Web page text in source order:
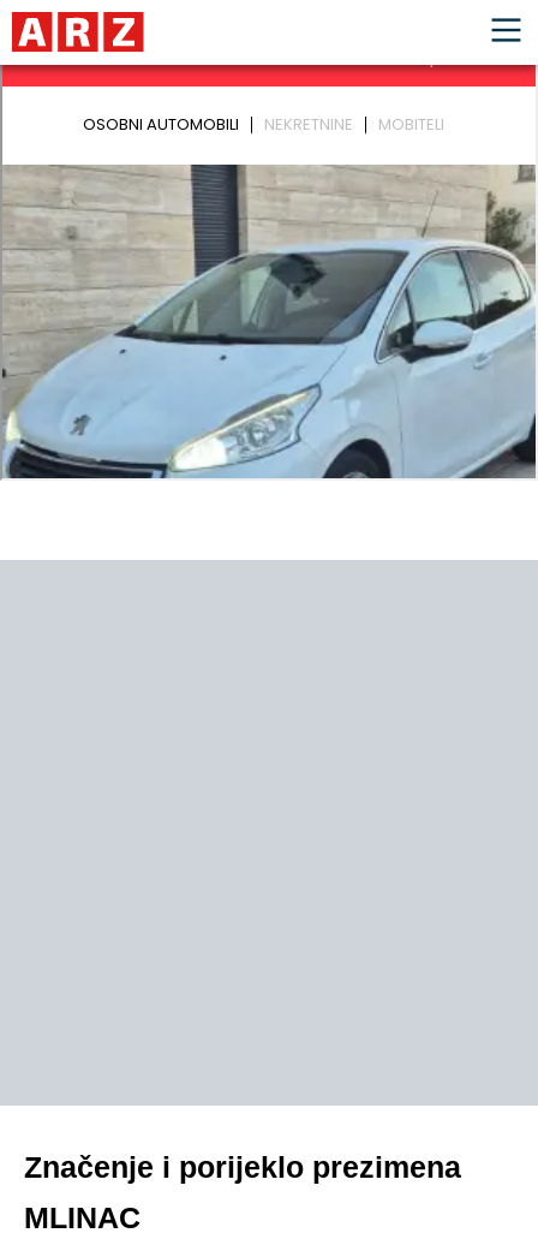
Značenje i porijeklo prezimena
MLINAC